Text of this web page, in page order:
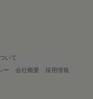
いて
ー 会社概要
採用情報